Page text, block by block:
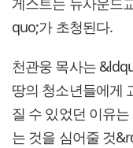
quo;가 초청된다.
천관웅 목사는
땅의 청소년들에게
질 수 있었던 이유
는 것을 심어줄 것